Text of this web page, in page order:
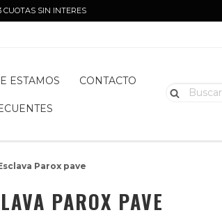
CUOTAS SIN INTERES
ESTAMOS CONTACTO
Parox pave
PAROX PAVE